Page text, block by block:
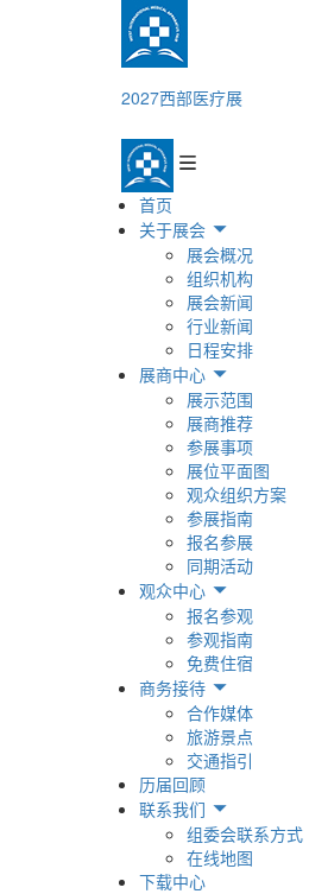
2027西部医疗展
首页
关于展会
展会概况
组织机构
展会新闻
行业新闻
日程安排
展商中心
展示范围
展商推荐
参展事项
展位平面图
观众组织方案
参展指南
报名参展
同期活动
观众中心
报名参观
参观指南
免费住宿
商务接待
合作媒体
旅游景点
交通指引
历届回顾
联系我们
组委会联系方式
在线地图
下载中心